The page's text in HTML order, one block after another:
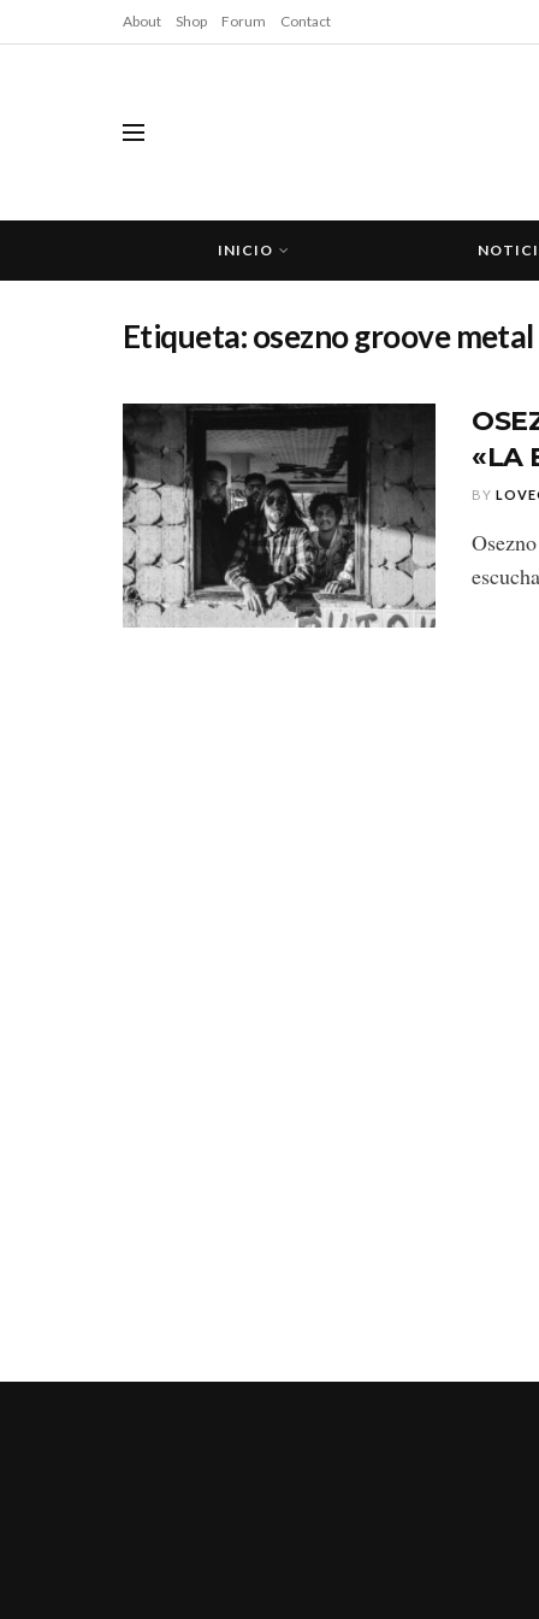
About Shop Forum Contact
INICIO
Etiqueta:osezno groove
«LA
BY